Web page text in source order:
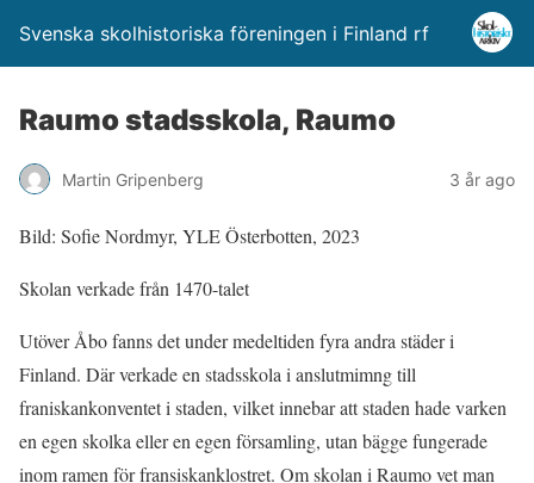
Svenska skolhistoriska föreningen i Finland rf
Raumo stadsskola, Raumo
Martin Gripenberg 3 år ago
Bild: Sofie Nordmyr, YLE Österbotten, 2023
Skolan verkade från 1470-talet
Utöver Åbo fanns det under medeltiden fyra andra städer i
Finland. Där verkade en stadsskola i anslutmimng till
franiskankonventet i staden, vilket innebar att staden hade varken
en egen skolka eller en egen församling, utan bägge fungerade
inom ramen för fransiskanklostret. Om skolan i Raumo vet man